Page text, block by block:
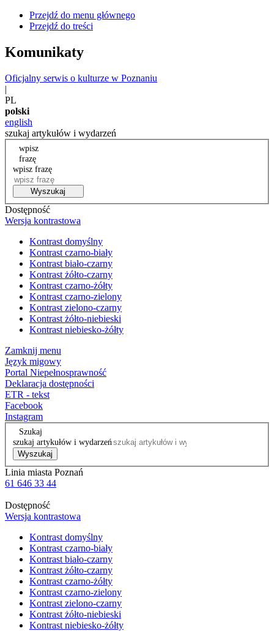
Przejdź do menu głównego
Przejdź do treści
Komunikaty
Oficjalny serwis o kulturze w Poznaniu
|
PL
polski
english
szukaj artykułów i wydarzeń
wpisz
frazę
wpisz frazę
Wyszukaj
Dostępność
Wersja kontrastowa
Kontrast domyślny
Kontrast czarno-biały
Kontrast biało-czarny
Kontrast żółto-czarny
Kontrast czarno-żółty
Kontrast czarno-zielony
Kontrast zielono-czarny
Kontrast żółto-niebieski
Kontrast niebiesko-żółty
Zamknij menu
Język migowy
Portal Niepełnosprawność
Deklaracja dostępności
ETR - tekst
Facebook
Instagram
Szukaj
szukaj artykułów i wydarzeń
Wyszukaj
Linia miasta Poznań
61 646 33 44
Dostępność
Wersja kontrastowa
Kontrast domyślny
Kontrast czarno-biały
Kontrast biało-czarny
Kontrast żółto-czarny
Kontrast czarno-żółty
Kontrast czarno-zielony
Kontrast zielono-czarny
Kontrast żółto-niebieski
Kontrast niebiesko-żółty